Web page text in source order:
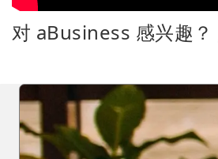
对 aBusiness 感兴趣？